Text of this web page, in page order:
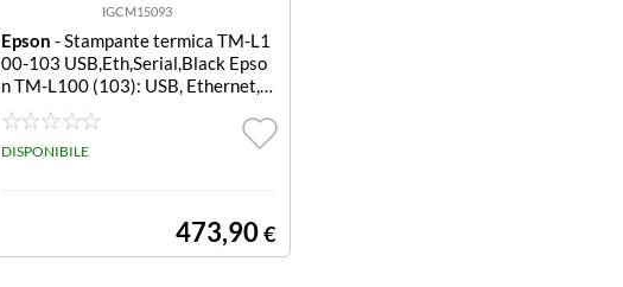
IGCM15093
Epson - Stampante termica TM-L1
00-103 USB,Eth,Serial,Black Epso
n TM-L100 (103): USB, Ethernet, S
erial, Linerfree, PS, EU, Black
DISPONIBILE
473,90€